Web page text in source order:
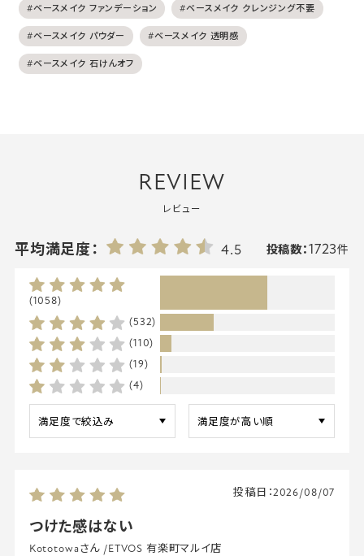
#ベースメイク ファンデーション #ベースメイク クレンジング不要
#ベースメイク パウダー #ベースメイク 透明感
#ベースメイク 石けんオフ
REVIEW
レビュー
平均満足度： 4.5 投稿数：1723件
(1058)
(532)
(110)
(19)
(4)
つけた感はない
投稿日：2026/08/07
Kototowaさん /ETVOS 有楽町マルイ店